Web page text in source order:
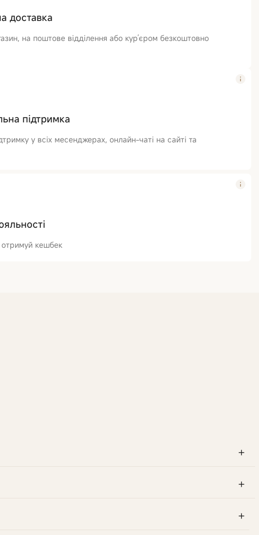
доставка
на поштове відділення або кур’єром безкоштовно
підтримка
у всіх месенджерах, онлайн-чаті на сайті та
кешбек